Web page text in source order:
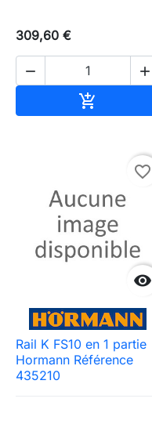
309,60 €
 


favorite_border
Rail K FS10 en 1 partie
Hormann Référence
435210